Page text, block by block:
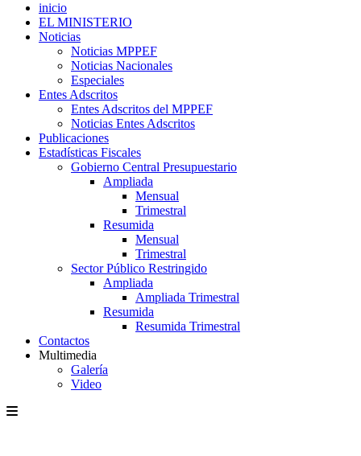
inicio
EL MINISTERIO
Noticias
Noticias MPPEF
Noticias Nacionales
Especiales
Entes Adscritos
Entes Adscritos del MPPEF
Noticias Entes Adscritos
Publicaciones
Estadísticas Fiscales
Gobierno Central Presupuestario
Ampliada
Mensual
Trimestral
Resumida
Mensual
Trimestral
Sector Público Restringido
Ampliada
Ampliada Trimestral
Resumida
Resumida Trimestral
Contactos
Multimedia
Galería
Video